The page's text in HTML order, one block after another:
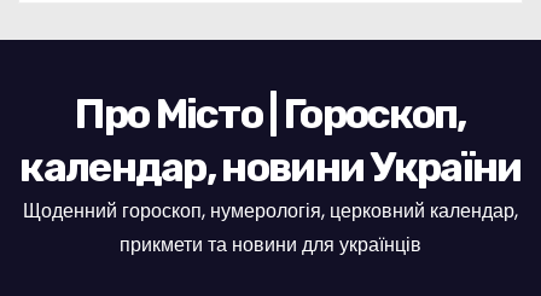
Про Місто | Гороскоп,
календар, новини України
Щоденний гороскоп, нумерологія, церковний календар,
прикмети та новини для українців